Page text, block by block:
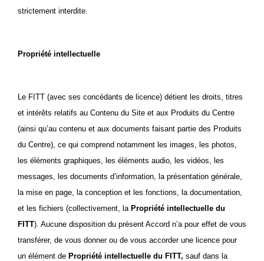
strictement interdite.
Propriété intellectuelle
Le FITT (avec ses concédants de licence) détient les droits, titres
et intérêts relatifs au Contenu du Site et aux Produits du Centre
(ainsi qu’au contenu et aux documents faisant partie des Produits
du Centre), ce qui comprend notamment les images, les photos,
les éléments graphiques, les éléments audio, les vidéos, les
messages, les documents d’information, la présentation générale,
la mise en page, la conception et les fonctions, la documentation,
et les fichiers (collectivement, la Propriété intellectuelle du
FITT). Aucune disposition du présent Accord n’a pour effet de vous
transférer, de vous donner ou de vous accorder une licence pour
un élément de Propriété intellectuelle du FITT, sauf dans la